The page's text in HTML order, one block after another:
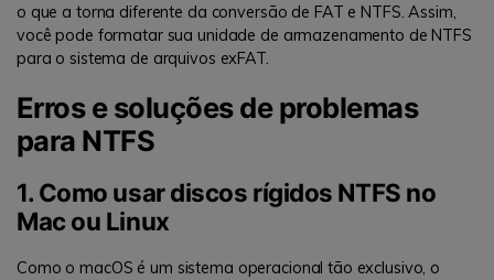
o que a torna diferente da conversão de FAT e NTFS. Assim,
você pode formatar sua unidade de armazenamento de NTFS
para o sistema de arquivos exFAT.
Erros e soluções de problemas
para NTFS
1. Como usar discos rígidos NTFS no
Mac ou Linux
Como o macOS é um sistema operacional tão exclusivo, o